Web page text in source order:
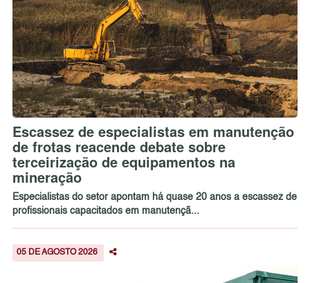
Escassez de especialistas em manutenção
de frotas reacende debate sobre
terceirização de equipamentos na
mineração
Especialistas do setor apontam há quase 20 anos a escassez de
profissionais capacitados em manutençã...
05 DE AGOSTO 2026